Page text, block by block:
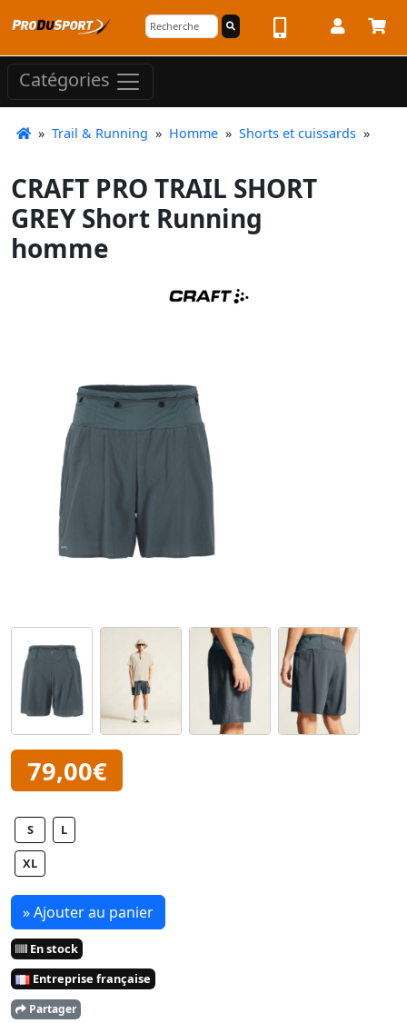
Catégories
» Trail & Running » Homme » Shorts et cuissards »
CRAFT PRO TRAIL SHORT
GREY Short Running
homme
79,00€
S L
XL
» Ajouter au panier
En stock
Entreprise française
Partager